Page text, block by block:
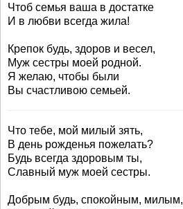
Чтоб семья ваша в достатке
И в любви всегда жила!
Крепок будь, здоров и весел,
Муж сестры моей родной.
Я желаю, чтобы были
Вы счастливою семьей.
Что тебе, мой милый зять,
В день рожденья пожелать?
Будь всегда здоровым ты,
Славный муж моей сестры.
Добрым будь, спокойным, милым,